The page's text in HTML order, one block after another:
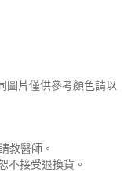
圖片僅供參考顏色請以
教醫師。
不接受退換貨。